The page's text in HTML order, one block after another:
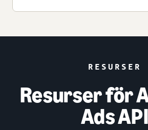
RESURSER
Resurser för
Ads API